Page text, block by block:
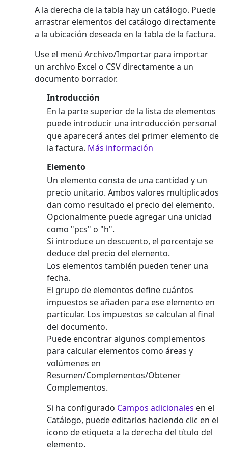
A la derecha de la tabla hay un catálogo. Puede
arrastrar elementos del catálogo directamente
a la ubicación deseada en la tabla de la factura.
Use el menú Archivo/Importar para importar
un archivo Excel o CSV directamente a un
documento borrador.
Introducción
En la parte superior de la lista de elementos
puede introducir una introducción personal
que aparecerá antes del primer elemento de
la factura. Más información
Elemento
Un elemento consta de una cantidad y un
precio unitario. Ambos valores multiplicados
dan como resultado el precio del elemento.
Opcionalmente puede agregar una unidad
como "pcs" o "h".
Si introduce un descuento, el porcentaje se
deduce del precio del elemento.
Los elementos también pueden tener una
fecha.
El grupo de elementos define cuántos
impuestos se añaden para ese elemento en
particular. Los impuestos se calculan al final
del documento.
Puede encontrar algunos complementos
para calcular elementos como áreas y
volúmenes en
Resumen/Complementos/Obtener
Complementos.
Si ha configurado Campos adicionales en el
Catálogo, puede editarlos haciendo clic en el
icono de etiqueta a la derecha del título del
elemento.